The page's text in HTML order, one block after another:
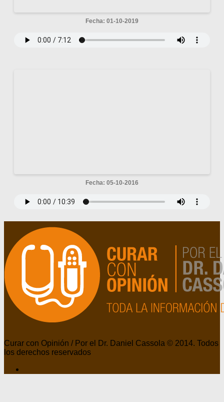
Fecha: 01-10-2019
Fecha: 05-10-2016
Curar con Opinión / Por el Dr. Daniel Cassola © 2014. Todos
los derechos reservados